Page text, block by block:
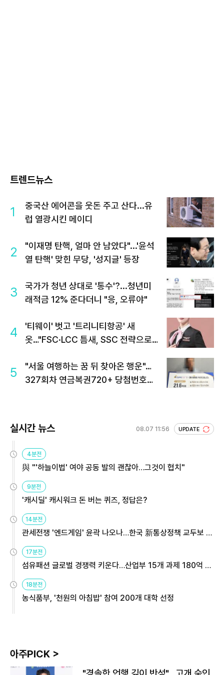
트렌드뉴스
1
중국산 에어콘을 웃돈 주고 산다...유
럽 열광시킨 메이디
2
"이재명 탄핵, 얼마 안 남았다"...'윤석
열 탄핵' 맞힌 무당, '성지글' 등장
3
국가가 청년 상대로 '통수'?...청년미
래적금 12% 준다더니 "응, 오류야"
4
'티웨이' 벗고 '트리니티항공' 새
옷…"FSC·LCC 틈새, SSC 전략으로
5
"서울 여행하는 꿈 뒤 찾아온 행운"…
327회차 연금복권720+ 당첨번호조
실시간 뉴스 08.07 11:56 UPDATE
4분전
與 "'하늘이법' 여야 공동 발의 괜찮아…그것이 협치"
9분전
'캐시딜' 캐시워크 돈 버는 퀴즈, 정답은?
14분전
관세전쟁 '엔드게임' 윤곽 나오나…한국 新통상정책 교두보 활
용해야
17분전
섬유패션 글로벌 경쟁력 키운다…산업부 15개 과제 180억 지
원
18분전
농식품부, '천원의 아침밥' 참여 200개 대학 선정
아주PICK >